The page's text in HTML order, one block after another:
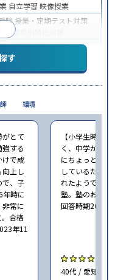
自立学習 映像授業
験 授業・定期テスト対策
学校別特化対策
・タブレットを利用1科
みの受講可
アンケート調査方法を参照
す
がとて
する
けで成
上し
で、子
年時に
常に
合格
年11
【小学生時の通
く、中学から始
にちょっと通い
しているため、
れたようでした
塾。塾のおすす
回答時期2023年
40代 / 愛知県 男
環境